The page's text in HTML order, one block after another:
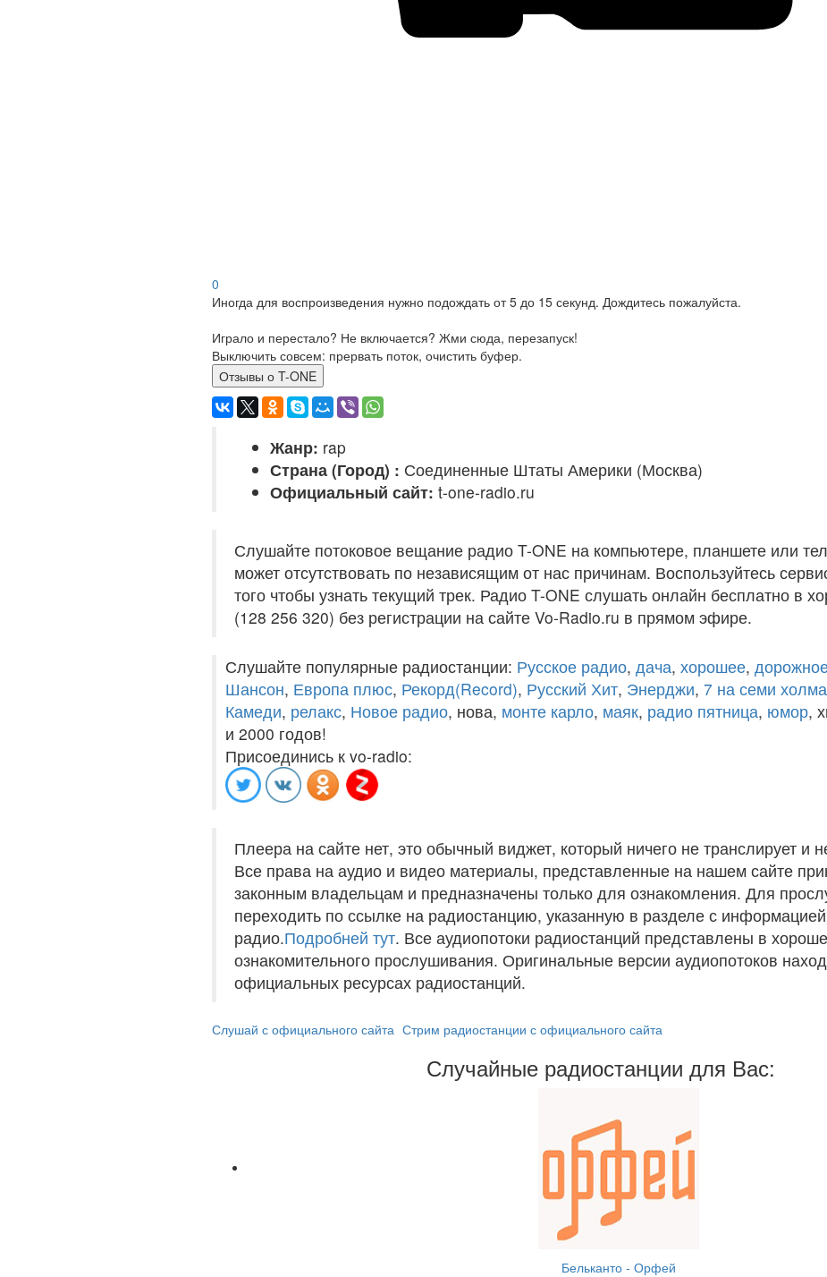
0
Иногда для воспроизведения нужно подождать от 5 до 15 секунд. Дождитесь пожалуйста.
Играло и перестало? Не включается? Жми сюда, перезапуск!
Выключить совсем: прервать поток, очистить буфер.
Отзывы о T-ONE
Жанр: rap
Страна (Город) : Соединенные Штаты Америки (Москва)
Официальный сайт: t-one-radio.ru
Слушайте потоковое вещание радио T-ONE на компьютере, планшете или
может отсутствовать по независящим от нас причинам. Воспользуйтесь
того чтобы узнать текущий трек. Радио T-ONE слушать онлайн бесплатно в
(128 256 320) без регистрации на сайте Vo-Radio.ru в прямом эфире.
Слушайте популярные радиостанции: Русское радио, дача, хорошее,
Шансон, Европа плюс, Рекорд(Record), Русский Хит, Энерджи, 7 на семи
Камеди, релакс, Новое радио, нова, монте карло, маяк, радио пятница, юмор,
и 2000 годов!
Присоединись к vo-radio:
Плеера на сайте нет, это обычный виджет, который ничего не транслирует и
Все права на аудио и видео материалы, представленные на нашем сайте
законным владельцам и предназначены только для ознакомления. Для
переходить по ссылке на радиостанцию, указанную в разделе с
радио.Подробней тут. Все аудиопотоки радиостанций представлены в
ознакомительного прослушивания. Оригинальные версии аудиопотоков
официальных ресурсах радиостанций.
Слушай с официального сайта Стрим радиостанции с официального сайта
Случайные радиостанции для Вас:
Бельканто - Орфей